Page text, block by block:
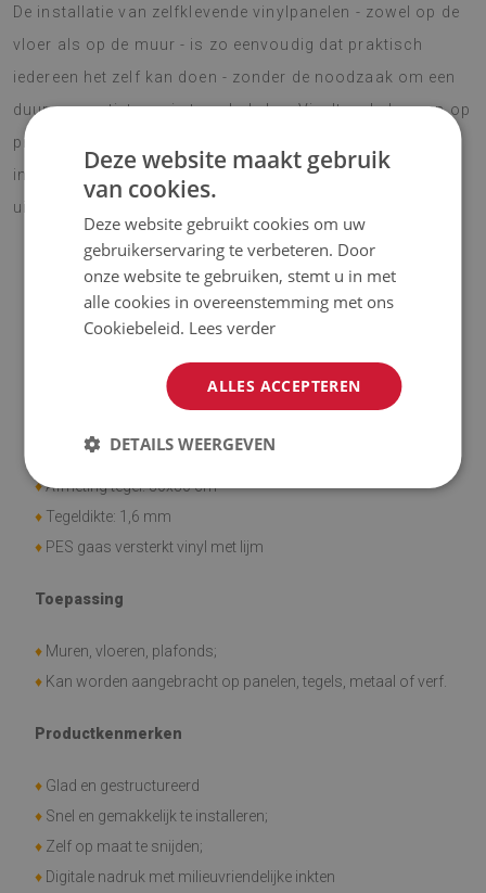
De installatie van zelfklevende vinylpanelen - zowel op de
vloer als op de muur - is zo eenvoudig dat praktisch
iedereen het zelf kan doen - zonder de noodzaak om een
duur renovatieteam in te schakelen. Vinyltegels kunnen op
praktisch elk oppervlak worden gelegd, zodat u uw
interieurontwerp snel kunt veranderen en een nieuwe
uitstraling kunt geven.
OPMERKING!
Materiaal
♦Afmeting tegel: 30x30 cm
♦ Tegeldikte: 1,6 mm
♦ PES gaas versterkt vinyl met lijm
Toepassing
♦ Muren, vloeren, plafonds;
♦ Kan worden aangebracht op panelen, tegels, metaal of verf.
Productkenmerken
♦ Glad en gestructureerd
♦ Snel en gemakkelijk te installeren;
♦ Zelf op maat te snijden;
♦ Digitale nadruk met milieuvriendelijke inkten
Deze website maakt gebruik
van cookies.
Deze website gebruikt cookies om uw
gebruikerservaring te verbeteren. Door
onze website te gebruiken, stemt u in met
alle cookies in overeenstemming met ons
Cookiebeleid. Lees verder
ALLES ACCEPTEREN
DETAILS WEERGEVEN